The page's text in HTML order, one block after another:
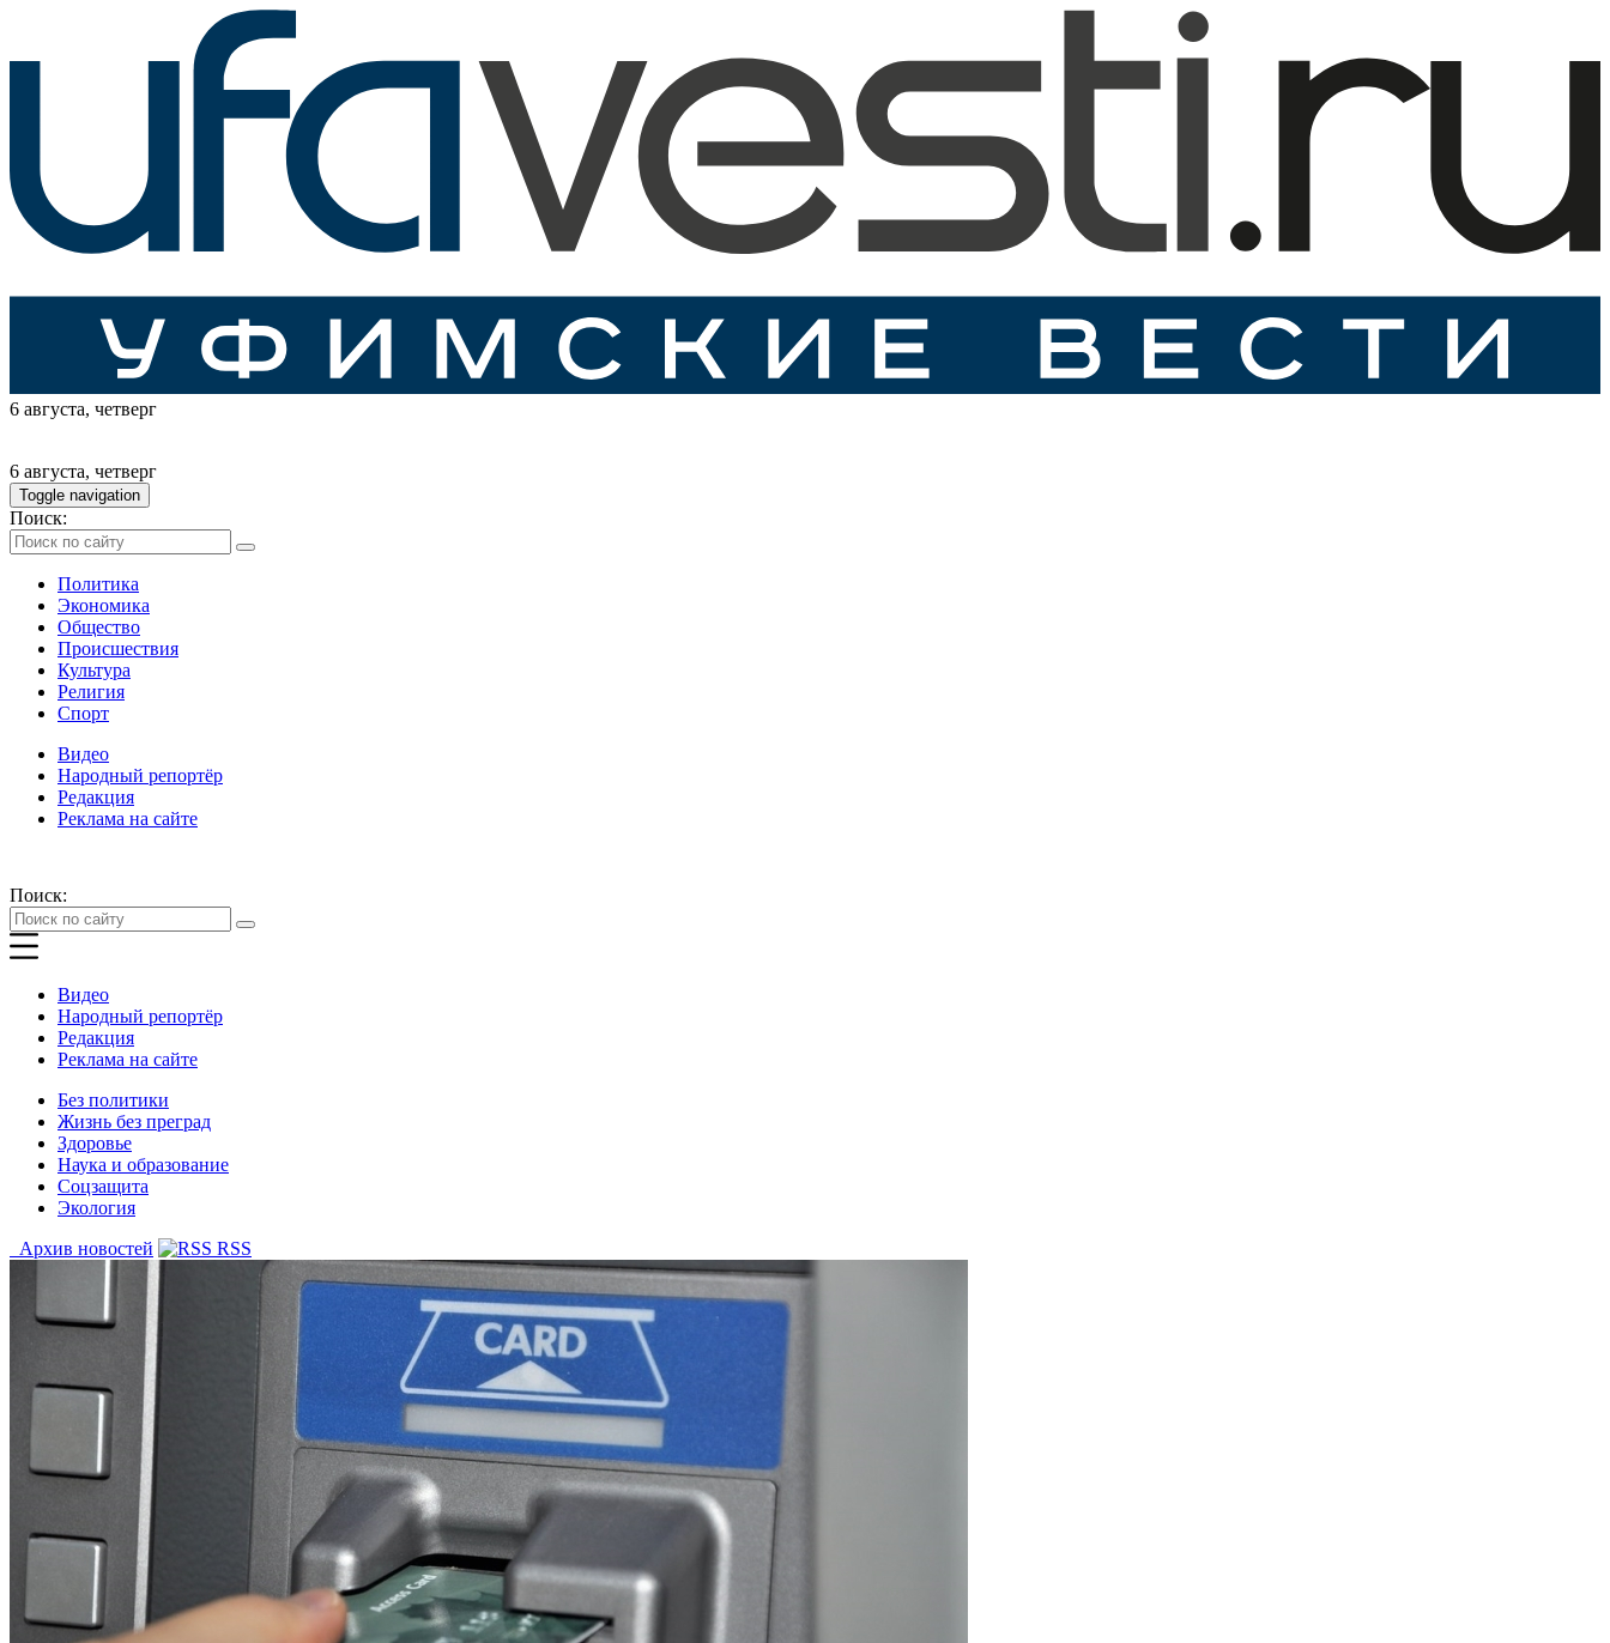
6 августа, четверг
6 августа, четверг
Toggle navigation
Поиск:
Политика
Экономика
Общество
Происшествия
Культура
Религия
Спорт
Видео
Народный репортёр
Редакция
Реклама на сайте
Поиск:
Видео
Народный репортёр
Редакция
Реклама на сайте
Без политики
Жизнь без преград
Здоровье
Наука и образование
Соцзащита
Экология
Архив новостей
RSS